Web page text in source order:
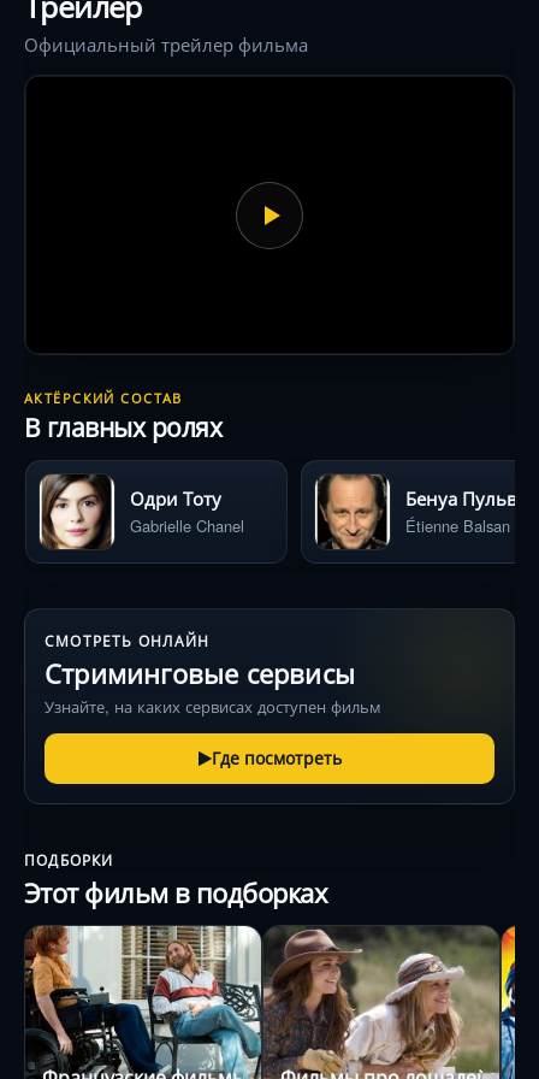
Официальный трейлер фильма
АКТЁРСКИЙ СОСТАВ
В главных ролях
Одри Тоту
Gabrielle Chanel
Бенуа
Étienne Balsan
СМОТРЕТЬ ОНЛАЙН
Стриминговые сервисы
Узнайте, на каких сервисах доступен фильм
Где посмотреть
ПОДБОРКИ
Этот фильм в подборках